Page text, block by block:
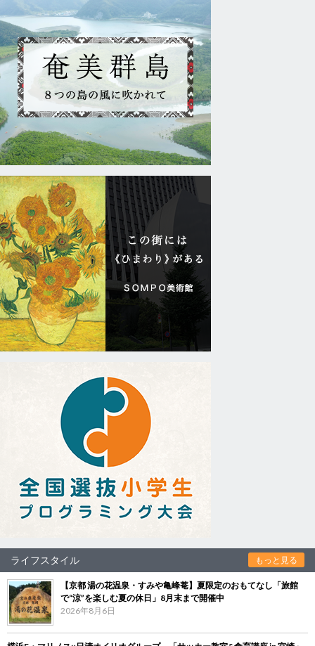
ライフスタイル もっと見る
【京都 湯の花温泉・すみや亀峰菴】夏限定のおもてなし「旅館
で“涼”を楽しむ夏の休日」8月末まで開催中
2026年8月6日